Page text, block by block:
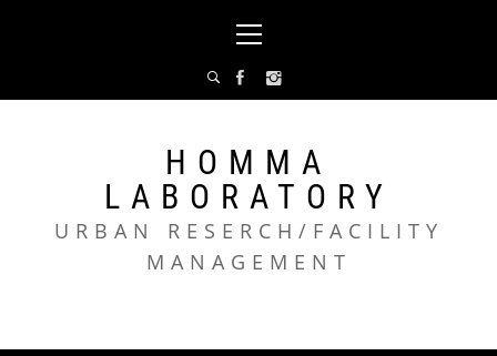
イ
ュ
ー
HOMMA
LABORATORY
URBAN RESERCH/FACILITY
MANAGEMENT